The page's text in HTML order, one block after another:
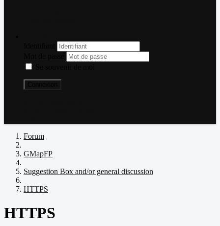
Forum
GMapFP
Suggestion Box and/or general discussion
HTTPS
HTTPS